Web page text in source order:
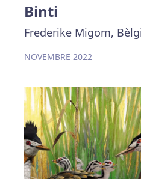
Binti
Frederike Migom,
NOVEMBRE 2022